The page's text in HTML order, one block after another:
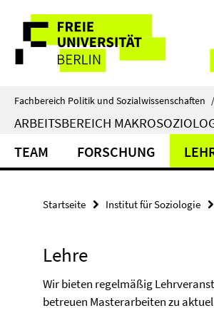
direkt
Inhalt
Service-
Navigation
Fachbereich Politik und Sozialwissenschaften /
ARBEITSBEREICH
TEAM FORSCHUNG
Startseite Institut für Soziologie
Lehre
Wir bieten regelmäßig
betreuen Masterarbeiten zu